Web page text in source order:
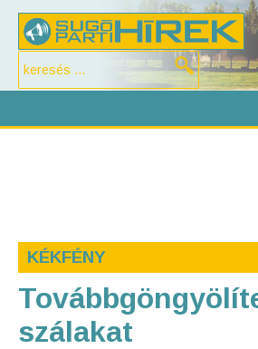
KÉKFÉNY
szálakat